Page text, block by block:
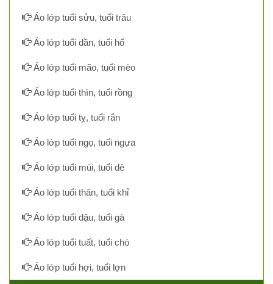
Áo lớp tuổi sửu, tuổi trâu
Áo lớp tuổi dần, tuổi hổ
Áo lớp tuổi mão, tuổi mèo
Áo lớp tuổi thìn, tuổi rồng
Áo lớp tuổi tỵ, tuổi rắn
Áo lớp tuổi ngọ, tuổi ngựa
Áo lớp tuổi mùi, tuổi dê
Áo lớp tuổi thân, tuổi khỉ
Áo lớp tuổi dậu, tuổi gà
Áo lớp tuổi tuất, tuổi chó
Áo lớp tuổi hợi, tuổi lợn